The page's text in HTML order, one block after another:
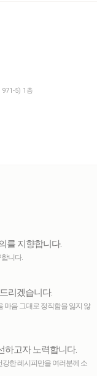
5) 1층
를 지향합니다.
니다.
리겠습니다.
마음 그대로 정직함을 잃지 않
하고자 노력합니다.
한 레시피만을 여러분께 소